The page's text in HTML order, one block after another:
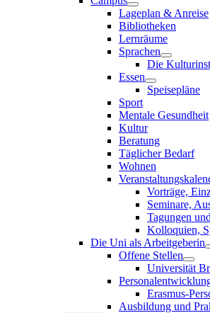
Lageplan & Anreise
Bibliotheken
Lernräume
Sprachen
Die
Essen
Speisepläne
Sport
Mentale Gesundheit
Kultur
Beratung
Täglicher Bedarf
Wohnen
Vorträge,
Seminare,
Tagungen
Kolloquien,
Die Uni als Arbeitgeberin
Offene Stellen
Universität
Erasmus-
Ausbildung und